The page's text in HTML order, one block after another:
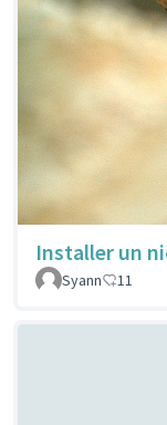
Installer un
Syann
11